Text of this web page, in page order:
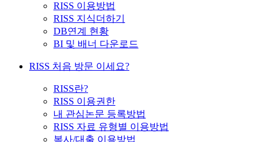
RISS 이용방법
RISS 지식더하기
DB연계 현황
BI 및 배너 다운로드
RISS 처음 방문 이세요?
RISS란?
RISS 이용권한
내 관심논문 등록방법
RISS 자료 유형별 이용방법
복사/대출 이용방법